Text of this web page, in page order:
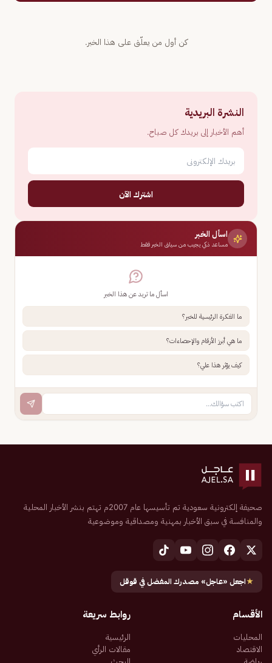
كن أول من يعلّق على هذا الخبر.
النشرة البريدية
أهم الأخبار إلى بريدك كل صباح.
اشترك الآن
اسأل الخبر
مساعد ذكي يجيب من سياق الخبر فقط
اسأل ما تريد عن هذا الخبر
ما الفكرة الرئيسية للخبر؟
ما هي أبرز الأرقام والإحصاءات؟
كيف يؤثر هذا علي؟
صحيفة إلكترونية سعودية تم تأسيسها عام 2007م تهتم بنشر الأخبار المحلية
والمنافسة في سبق الأخبار بمهنية ومصداقية وموضوعية
★اجعل «عاجل» مصدرك المفضل في قوقل
الأقسام
المحليات
الاقتصاد
روابط سريعة
الرئيسية
مقالات الرأي